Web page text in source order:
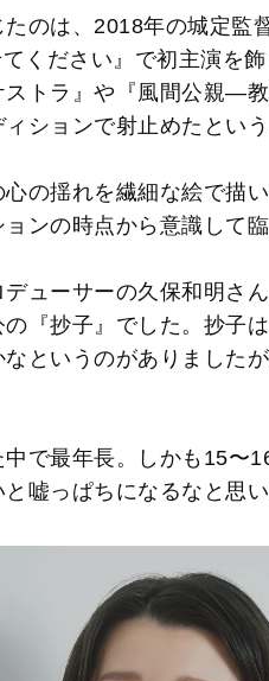
のは、2018年の城定監
ください』で初主演を
ストラ』や『風間公親—
ションで射止めたという
心の揺れを繊細な絵で描
ンの時点から意識して臨
ューサーの久保和明さ
『抄子』でした。抄子
というのがありました
で最年長。しかも15〜
嘘っぱちになるなと思い